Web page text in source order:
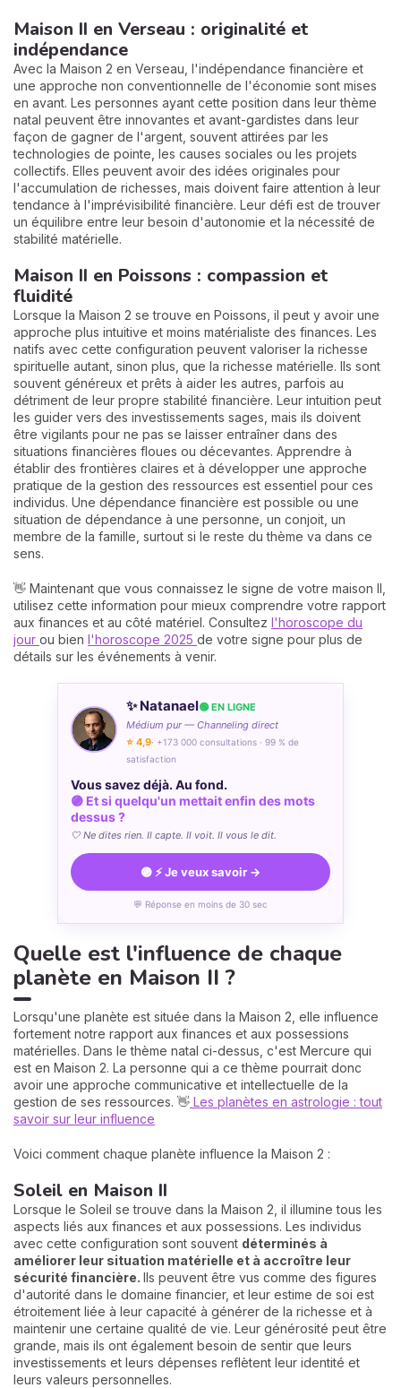
Maison II en Verseau : originalité et
indépendance
Avec la Maison 2 en Verseau, l'indépendance financière et
une approche non conventionnelle de l'économie sont mises
en avant. Les personnes ayant cette position dans leur thème
natal peuvent être innovantes et avant-gardistes dans leur
façon de gagner de l'argent, souvent attirées par les
technologies de pointe, les causes sociales ou les projets
collectifs. Elles peuvent avoir des idées originales pour
l'accumulation de richesses, mais doivent faire attention à leur
tendance à l'imprévisibilité financière. Leur défi est de trouver
un équilibre entre leur besoin d'autonomie et la nécessité de
stabilité matérielle.
Maison II en Poissons : compassion et
fluidité
Lorsque la Maison 2 se trouve en Poissons, il peut y avoir une
approche plus intuitive et moins matérialiste des finances. Les
natifs avec cette configuration peuvent valoriser la richesse
spirituelle autant, sinon plus, que la richesse matérielle. Ils sont
souvent généreux et prêts à aider les autres, parfois au
détriment de leur propre stabilité financière. Leur intuition peut
les guider vers des investissements sages, mais ils doivent
être vigilants pour ne pas se laisser entraîner dans des
situations financières floues ou décevantes. Apprendre à
établir des frontières claires et à développer une approche
pratique de la gestion des ressources est essentiel pour ces
individus. Une dépendance financière est possible ou une
situation de dépendance à une personne, un conjoit, un
membre de la famille, surtout si le reste du thème va dans ce
sens.
👋 Maintenant que vous connaissez le signe de votre maison II,
utilisez cette information pour mieux comprendre votre rapport
aux finances et au côté matériel. Consultez l'horoscope du
jour ou bien l'horoscope 2025 de votre signe pour plus de
détails sur les événements à venir.
✨ Natanael🟢 EN LIGNE
Médium pur — Channeling direct
⭐ 4,9· +173 000 consultations · 99 % de
satisfaction
Vous savez déjà. Au fond.
🟣 Et si quelqu'un mettait enfin des mots
dessus ?
🤍 Ne dites rien. Il capte. Il voit. Il vous le dit.
🟣 ⚡ Je veux savoir →
💬 Réponse en moins de 30 sec
Quelle est l'influence de chaque
planète en Maison II ?
Lorsqu'une planète est située dans la Maison 2, elle influence
fortement notre rapport aux finances et aux possessions
matérielles. Dans le thème natal ci-dessus, c'est Mercure qui
est en Maison 2. La personne qui a ce thème pourrait donc
avoir une approche communicative et intellectuelle de la
gestion de ses ressources. 👋 Les planètes en astrologie : tout
savoir sur leur influence
Voici comment chaque planète influence la Maison 2 :
Soleil en Maison II
Lorsque le Soleil se trouve dans la Maison 2, il illumine tous les
aspects liés aux finances et aux possessions. Les individus
avec cette configuration sont souvent déterminés à
améliorer leur situation matérielle et à accroître leur
sécurité financière. Ils peuvent être vus comme des figures
d'autorité dans le domaine financier, et leur estime de soi est
étroitement liée à leur capacité à générer de la richesse et à
maintenir une certaine qualité de vie. Leur générosité peut être
grande, mais ils ont également besoin de sentir que leurs
investissements et leurs dépenses reflètent leur identité et
leurs valeurs personnelles.